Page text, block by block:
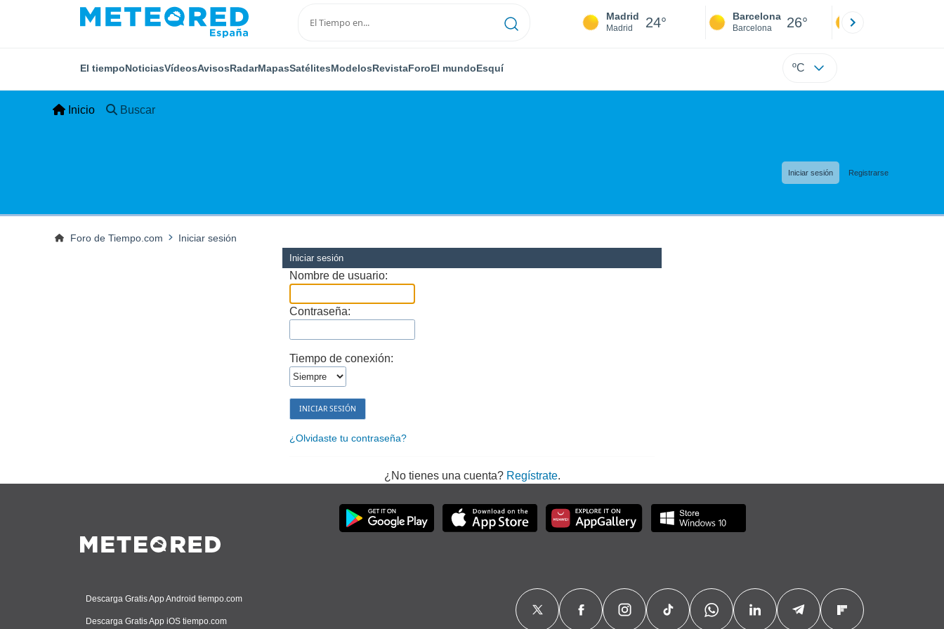
Madrid
Madrid 24° Barcelona
Barcelona 26°
El tiempoNoticiasVídeosAvisosRadarMapasSatélitesModelosRevistaForoEl mundoEsquí ºC
Inicio Buscar
Iniciar sesión Registrarse
Foro de Tiempo.com Iniciar sesión
Iniciar sesión
Nombre de usuario:
Contraseña:
Tiempo de conexión:
¿Olvidaste tu contraseña?
¿No tienes una cuenta? Regístrate.
Descarga Gratis App Android tiempo.com
Descarga Gratis App iOS tiempo.com